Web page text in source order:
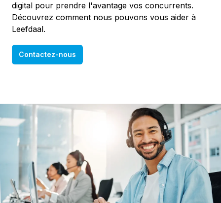
digital pour prendre l'avantage vos concurrents.
Découvrez comment nous pouvons vous aider à
Leefdaal.
Contactez-nous